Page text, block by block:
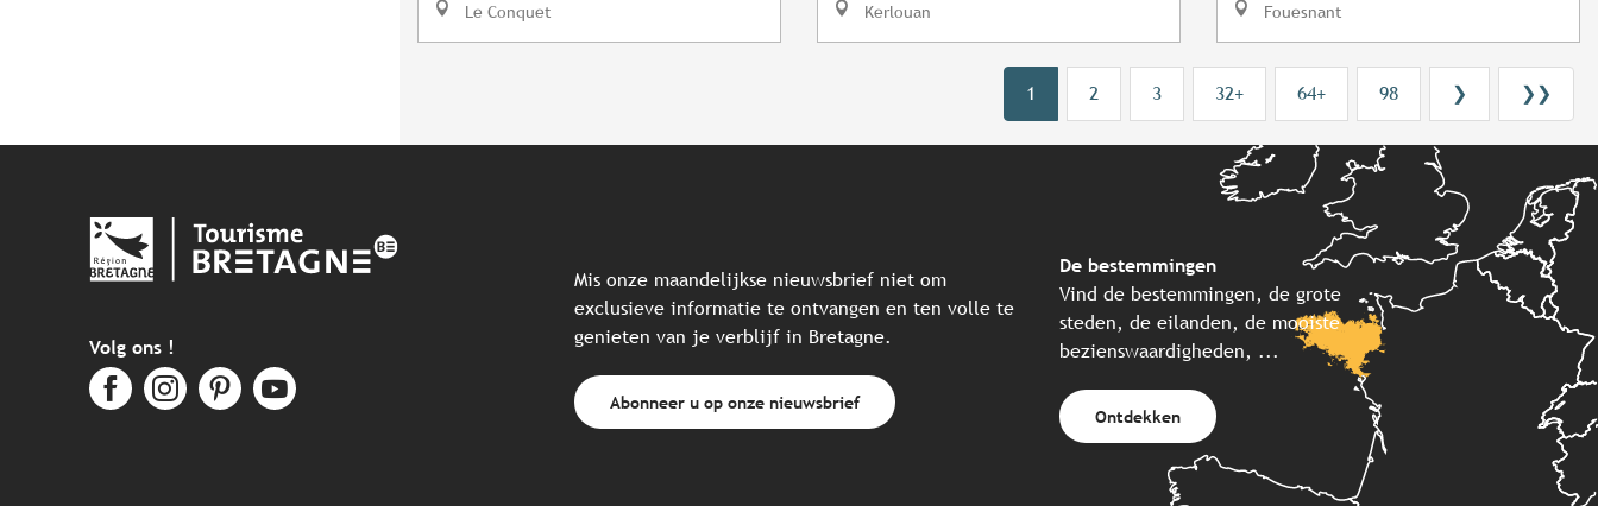
Le Conquet
Kerlouan
Fouesnant
1 2 3 32+ 64+ 98 ❯ ❯❯
Volg ons !
Mis onze maandelijkse nieuwsbrief niet om
exclusieve informatie te ontvangen en ten volle te
genieten van je verblijf in Bretagne.
Abonneer u op onze nieuwsbrief
De bestemmingen
Vind de bestemmingen, de grote
steden, de eilanden, de mooiste
bezienswaardigheden, ...
Ontdekken